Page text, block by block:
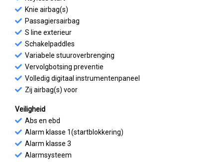
Knie airbag(s)
Passagiersairbag
S line exterieur
Schakelpaddles
Variabele stuuroverbrenging
Vervolgbotsing preventie
Volledig digitaal instrumentenpaneel
Zij airbag(s) voor
Veiligheid
Abs en ebd
Alarm klasse 1(startblokkering)
Alarm klasse 3
Alarmsysteem